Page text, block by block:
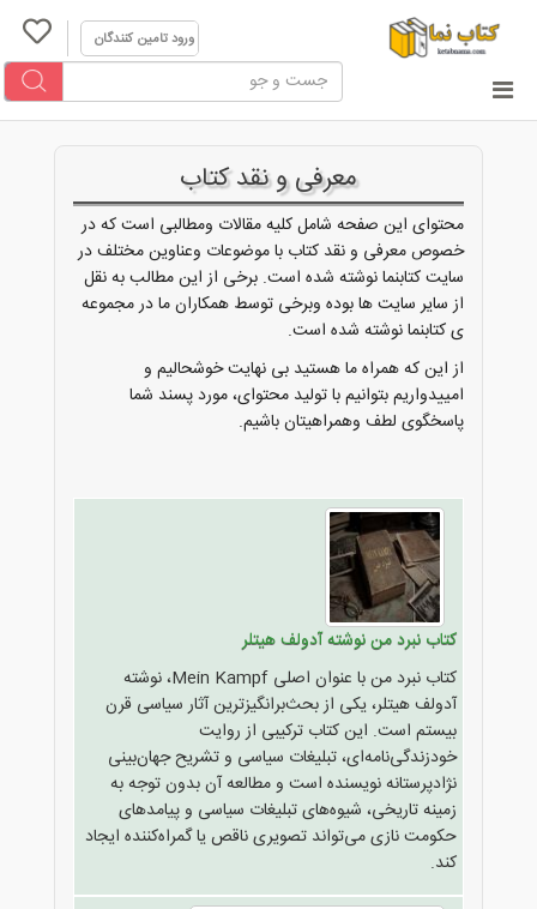
ورود تامین کنندگان
معرفی و نقد کتاب
محتوای این صفحه شامل کلیه مقالات ومطالبی است که در
خصوص معرفی و نقد کتاب با موضوعات وعناوین مختلف در
سایت کتابنما نوشته شده است. برخی از این مطالب به نقل
از سایر سایت ها بوده وبرخی توسط همکاران ما در مجموعه
ی کتابنما نوشته شده است.
از این که همراه ما هستید بی نهایت خوشحالیم و
امییدواریم بتوانیم با تولید محتوای، مورد پسند شما
پاسخگوی لطف وهمراهیتان باشیم.
کتاب نبرد من نوشته آدولف هیتلر
کتاب نبرد من با عنوان اصلی Mein Kampf، نوشته
آدولف هیتلر، یکی از بحث‌برانگیزترین آثار سیاسی قرن
بیستم است. این کتاب ترکیبی از روایت
خودزندگی‌نامه‌ای، تبلیغات سیاسی و تشریح جهان‌بینی
نژادپرستانه نویسنده است و مطالعه آن بدون توجه به
زمینه تاریخی، شیوه‌های تبلیغات سیاسی و پیامدهای
حکومت نازی می‌تواند تصویری ناقص یا گمراه‌کننده ایجاد
کند.